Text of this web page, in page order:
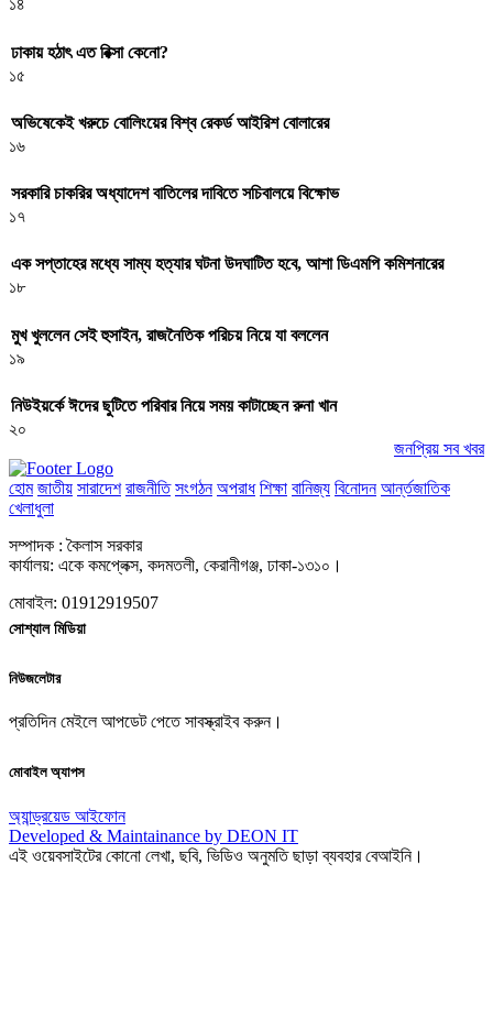
১৪
ঢাকায় হঠাৎ এত রিক্সা কেনো?
১৫
অভিষেকেই খরুচে বোলিংয়ের বিশ্ব রেকর্ড আইরিশ বোলারের
১৬
সরকারি চাকরির অধ্যাদেশ বাতিলের দাবিতে সচিবালয়ে বিক্ষোভ
১৭
এক সপ্তাহের মধ্যে সাম্য হত্যার ঘটনা উদঘাটিত হবে, আশা ডিএমপি কমিশনারের
১৮
মুখ খুললেন সেই হুসাইন, রাজনৈতিক পরিচয় নিয়ে যা বললেন
১৯
নিউইয়র্কে ঈদের ছুটিতে পরিবার নিয়ে সময় কাটাচ্ছেন রুনা খান
২০
জনপ্রিয় সব খবর
হোম জাতীয় সারাদেশ রাজনীতি সংগঠন অপরাধ শিক্ষা বানিজ্য বিনোদন আর্ন্তজাতিক
খেলাধুলা
সম্পাদক : কৈলাস সরকার
কার্যালয়: একে কমপ্লেক্স, কদমতলী, কেরানীগঞ্জ, ঢাকা-১৩১০।
মোবাইল: 01912919507
সোশ্যাল মিডিয়া
নিউজলেটার
প্রতিদিন মেইলে আপডেট পেতে সাবস্ক্রাইব করুন।
মোবাইল অ্যাপস
অ্যান্ড্রয়েড আইফোন
Developed & Maintainance by DEON IT
এই ওয়েবসাইটের কোনো লেখা, ছবি, ভিডিও অনুমতি ছাড়া ব্যবহার বেআইনি।